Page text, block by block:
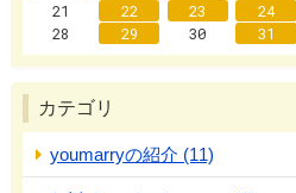
21
22 23 24
28
29 30 31
カテゴリ
youmarryの紹介 (11)